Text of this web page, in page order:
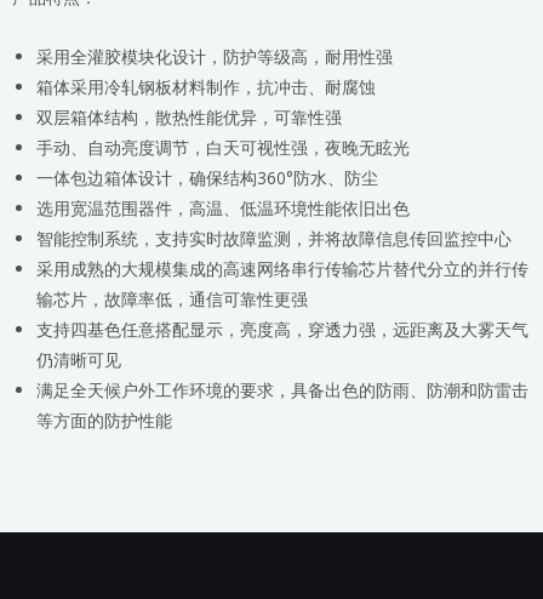
采用全灌胶模块化设计，防护等级高，耐用性强
箱体采用冷轧钢板材料制作，抗冲击、耐腐蚀
双层箱体结构，散热性能优异，可靠性强
手动、自动亮度调节，白天可视性强，夜晚无眩光
一体包边箱体设计，确保结构360°防水、防尘
选用宽温范围器件，高温、低温环境性能依旧出色
智能控制系统，支持实时故障监测，并将故障信息传回监控中心
采用成熟的大规模集成的高速网络串行传输芯片替代分立的并行传
输芯片，故障率低，通信可靠性更强
支持四基色任意搭配显示，亮度高，穿透力强，远距离及大雾天气
仍清晰可见
满足全天候户外工作环境的要求，具备出色的防雨、防潮和防雷击
等方面的防护性能